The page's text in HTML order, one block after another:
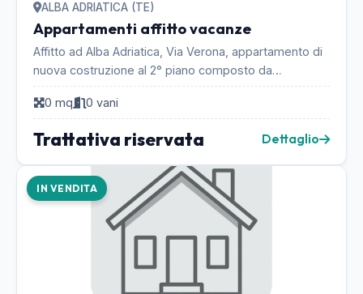
ALBA ADRIATICA (TE)
Appartamenti affitto vacanze
Affitto ad Alba Adriatica, Via Verona, appartamento di
nuova costruzione al 2° piano composto da
soggiorno con angolo cottura, 2 camere, 1 bagno,
ampi...
0 mq 0 vani
Trattativa riservata Dettaglio
IN VENDITA